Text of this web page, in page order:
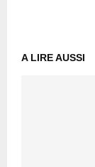
A LIRE AUSSI